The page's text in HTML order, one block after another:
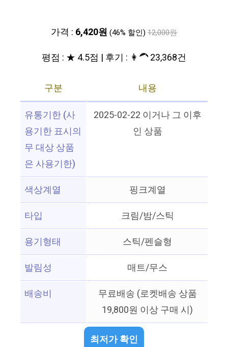
가격 : 6,420원 (46% 할인) 12,000원
평점 : ★ 4.5점 | 후기 : 👩‍🦱 23,368건
구분
내용
유통기한 (사
용기한 표시의
무 대상 상품
은 사용기한)
2025-02-22 이거나 그 이후
인 상품
색상계열
핑크계열
타입
크림/밤/스틱
용기형태
스틱/펜슬형
발림성
매트/무스
배송비
무료배송 (로켓배송 상품
19,800원 이상 구매 시)
최저가 확인